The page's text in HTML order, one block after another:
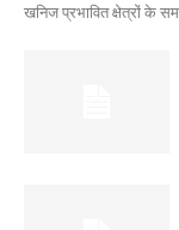
खनिज प्रभावित क्षेत्रों के